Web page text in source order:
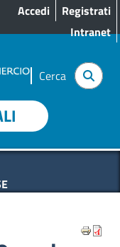
profilo utente
Accedi
Registrati
Intranet
Cerca